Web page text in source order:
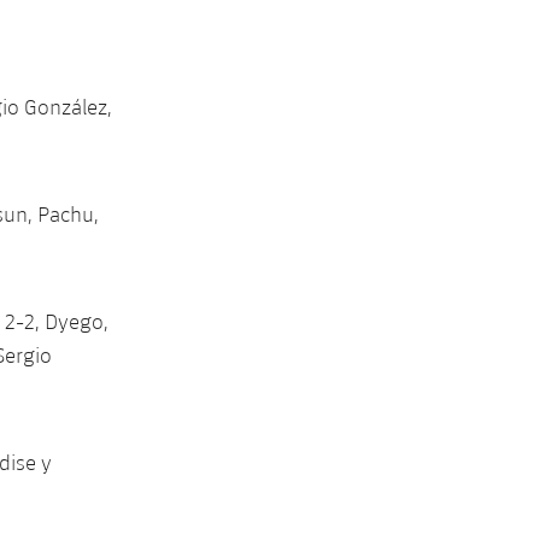
González,
Pachu,
2-2, Dyego,
y